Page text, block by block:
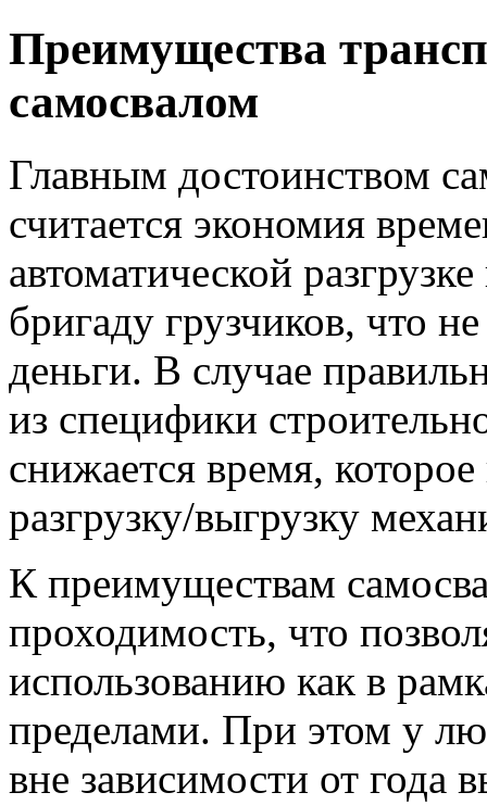
Преимущества
самосвалом
Главным достоинством
считается экономия
автоматической
бригаду грузчиков, что
деньги. В случае
из специфики
снижается время,
разгрузку/выгрузку
К преимуществам
проходимость, что
использованию как в
пределами. При этом у
вне зависимости от года